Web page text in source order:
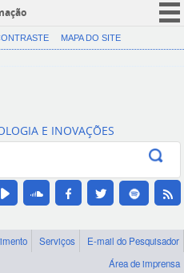
CORONAVÍRUS (COVID-19)
Canais
MAPA DO SITE
E INOVAÇÕES
Serviços
E-mail do Pesquisador
Área de imprensa